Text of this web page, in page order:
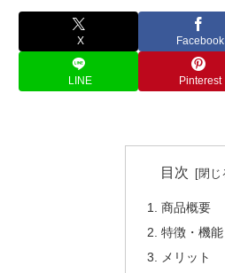
X Facebook
LINE Pinterest
目次
商品概要
特徴・機能
メリット